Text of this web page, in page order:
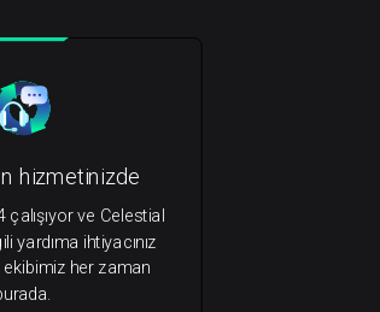
hizmetinizde
ve Celestial
yardıma ihtiyacınız
her zaman